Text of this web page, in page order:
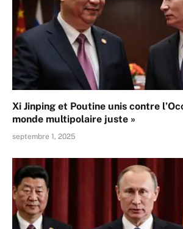
Xi Jinping et Poutine unis contre
monde multipolaire juste »
septembre 1, 2025